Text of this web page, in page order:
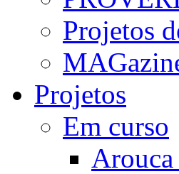
Projetos
Projetos
Em curso